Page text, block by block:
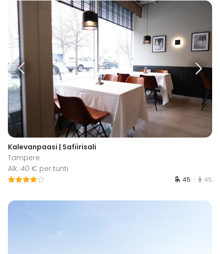
Kalevanpaasi | Safiirisali
Tampere
Alk. 40 € per tunti
45 45